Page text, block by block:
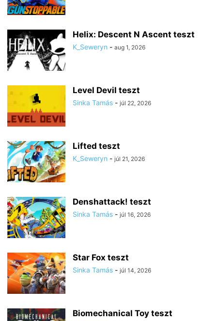
Helix: Descent N Ascent teszt
K_Seweryn - aug 1, 2026
Level Devil teszt
Sinka Tamás - júl 22, 2026
Lifted teszt
K_Seweryn - júl 21, 2026
Denshattack! teszt
Sinka Tamás - júl 16, 2026
Star Fox teszt
Sinka Tamás - júl 14, 2026
Biomechanical Toy teszt